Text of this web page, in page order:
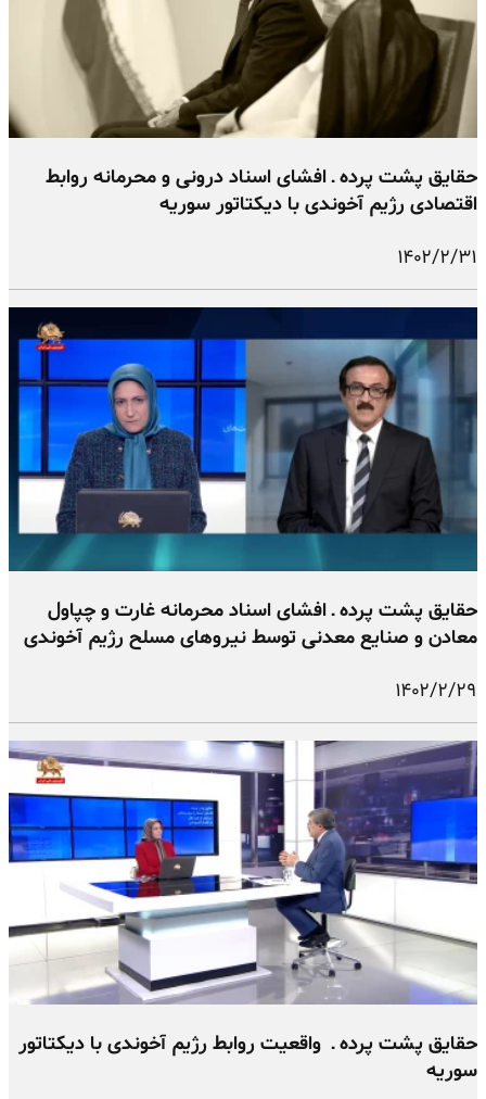
حقایق پشت پرده ـ افشای اسناد درونی و محرمانه روابط
اقتصادی رژیم آخوندی با دیکتاتور سوریه
۱۴۰۲/۲/۳۱
حقایق پشت پرده ـ افشای اسناد محرمانه غارت و چپاول
معادن و صنایع معدنی توسط نیروهای مسلح رژیم آخوندی
۱۴۰۲/۲/۲۹
حقایق پشت پرده ـ واقعیت روابط رژیم آخوندی با دیکتاتور
سوریه